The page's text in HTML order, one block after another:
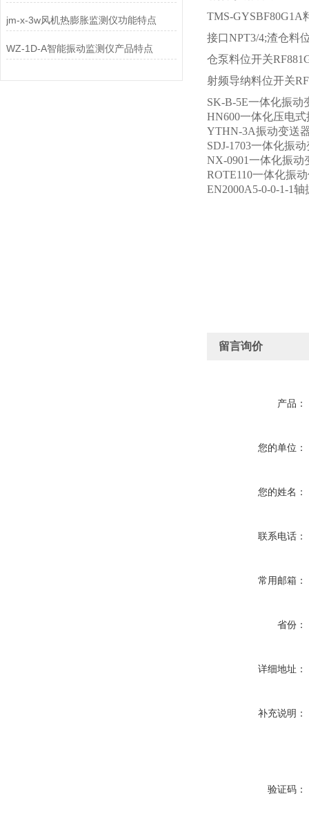
jm-x-3w风机热膨胀监测仪功能特点
WZ-1D-A智能振动监测仪产品特点
TMS-GYSBF80G1A
接口NPT3/4;渣仓料
仓泵料位开关
射频导纳料位开关
SK-B-5E一体化振动
HN600一体化压电
YTHN-3A振动变送
SDJ-1703一体化振
NX-0901一体化振动
ROTE110一体化振
EN2000A5-0-0-1-1
留言询价
产品：
您的单位：
您的姓名：
联系电话：
常用邮箱：
省份：
详细地址：
补充说明：
验证码：